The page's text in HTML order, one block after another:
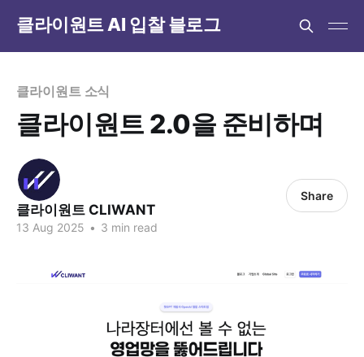
클라이원트 AI 입찰 블로그
클라이원트 소식
클라이원트 2.0을 준비하며
클라이원트 CLIWANT
13 Aug 2025 • 3 min read
Share